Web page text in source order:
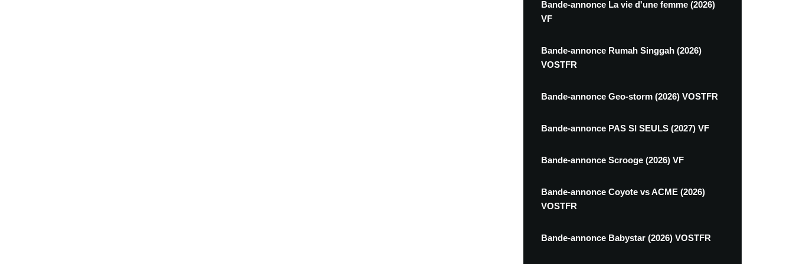
Bande-annonce La vie d'une femme (2026)
VF
Bande-annonce Rumah Singgah (2026)
VOSTFR
Bande-annonce Geo-storm (2026) VOSTFR
Bande-annonce PAS SI SEULS (2027) VF
Bande-annonce Scrooge (2026) VF
Bande-annonce Coyote vs ACME (2026)
VOSTFR
Bande-annonce Babystar (2026) VOSTFR